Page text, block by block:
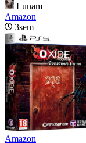
Lunam
Amazon
3sem
Amazon